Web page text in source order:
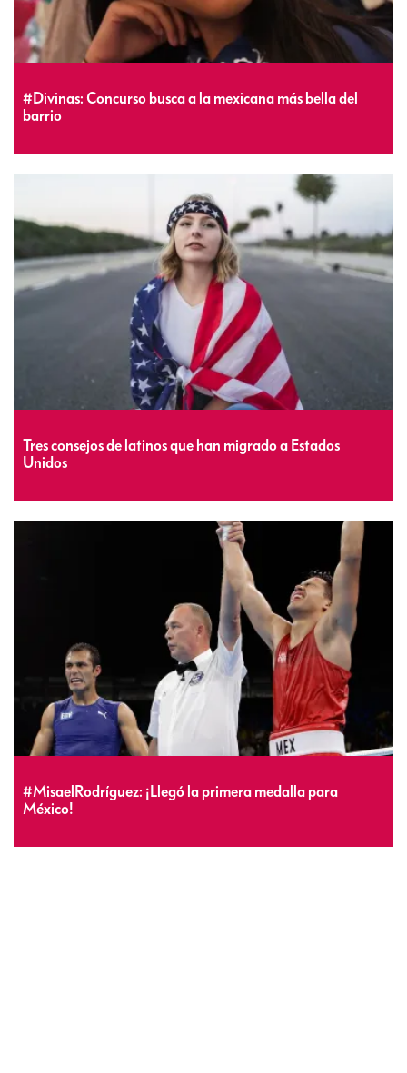
#Divinas: Concurso busca a la mexicana más bella del
barrio
Tres consejos de latinos que han migrado a Estados
Unidos
#MisaelRodríguez: ¡Llegó la primera medalla para
México!